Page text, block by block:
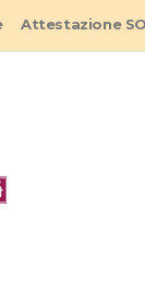
Attestazione